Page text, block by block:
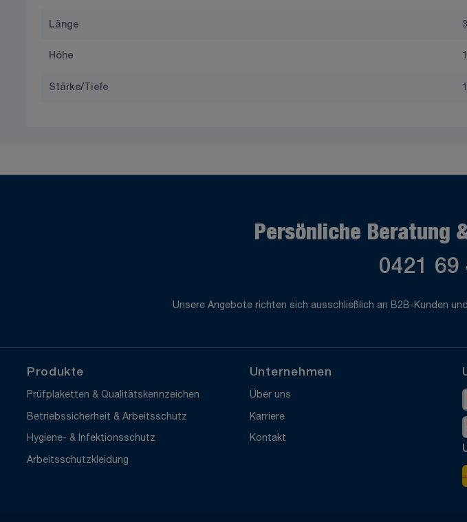
Länge
Höhe
Stärke/Tiefe
Persönliche Beratung
0421 69
Unsere Angebote richten sich ausschließlich an B2B-Kunden
Produkte
Prüfplaketten & Qualitätskennzeichen
Betriebssicherheit & Arbeitsschutz
Hygiene- & Infektionsschutz
Arbeitsschutzkleidung
Unternehmen
Über uns
Karriere
Kontakt